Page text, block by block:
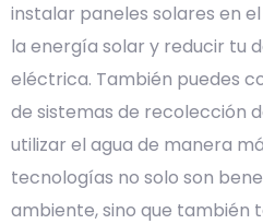
instalar paneles solares en
la energía solar y reducir tu
eléctrica. También puedes
de sistemas de recolección
utilizar el agua de manera
tecnologías no solo son
ambiente, sino que también